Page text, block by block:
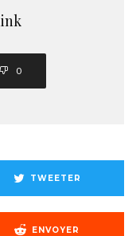
0
TWEETER
ENVOYER